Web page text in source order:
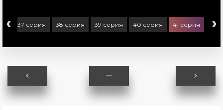
‹ 37 серия 38 серия 39 серия 40 серия 41 серия ›